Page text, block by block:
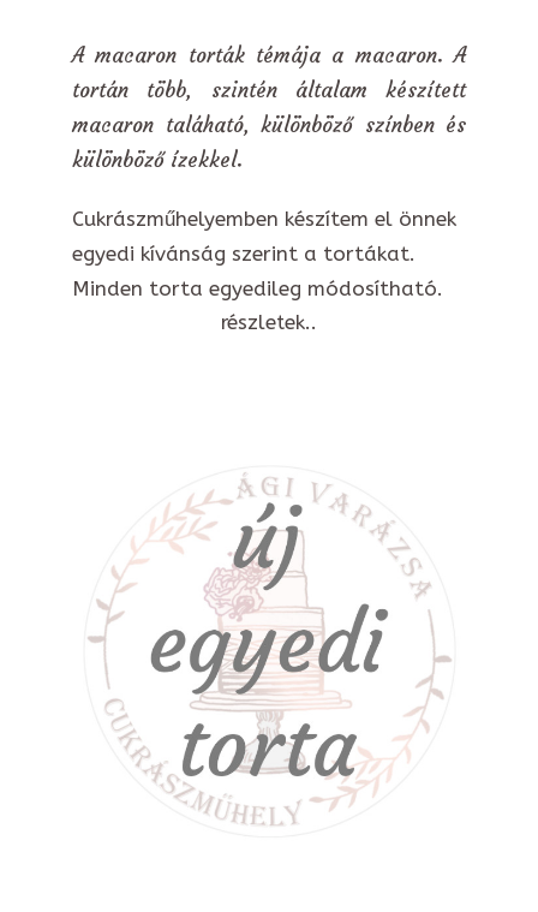
A macaron torták témája a macaron. A
tortán több, szintén általam készített
macaron taláható, különböző színben és
különböző ízekkel.
Cukrászműhelyemben készítem el önnek
egyedi kívánság szerint a tortákat.
Minden torta egyedileg módosítható.
részletek..